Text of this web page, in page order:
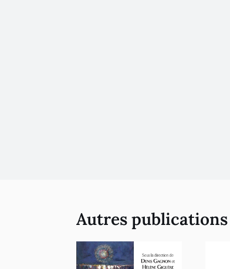
Autres publications